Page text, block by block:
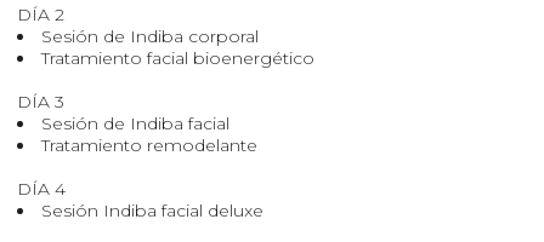
DÍA 2
Sesión de Indiba corporal
Tratamiento facial bioenergético
DÍA 3
Sesión de Indiba facial
Tratamiento remodelante
DÍA 4
Sesión Indiba facial deluxe